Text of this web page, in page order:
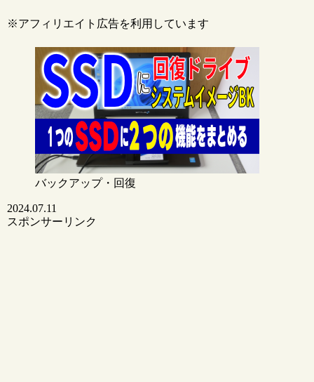
※アフィリエイト広告を利用しています
バックアップ・回復
2024.07.11
スポンサーリンク